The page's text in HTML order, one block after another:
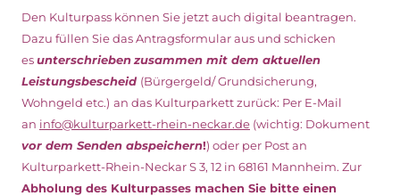
Den Kulturpass können Sie jetzt auch digital beantragen.
Dazu füllen Sie das Antragsformular aus und schicken
esunterschriebenzusammen mit dem aktuellen
Leistungsbescheid (Bürgergeld/ Grundsicherung,
Wohngeld etc.) an das Kulturparkett zurück: Per E-Mail
an info@kulturparkett-rhein-neckar.de (wichtig: Dokument
vor dem Senden abspeichern!) oder per Post an
Kulturparkett-Rhein-Neckar S 3, 12 in 68161 Mannheim. Zur
Abholung des Kulturpasses machen Sie bitte einen